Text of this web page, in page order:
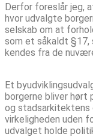
Derfor foreslår jeg,
hvor udvalgte
selskab om at
som et såkaldt §17,
kendes fra de
Et
borgerne bliver hørt
og stadsarkitektens
virkeligheden uden
udvalget holde